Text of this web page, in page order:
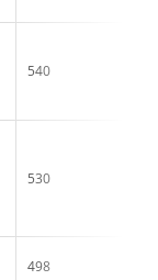
540
530
498